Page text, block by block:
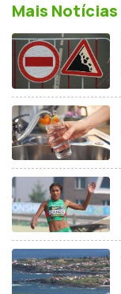
Mais Notícias